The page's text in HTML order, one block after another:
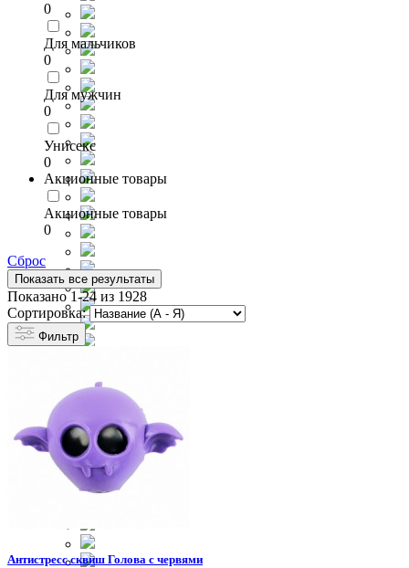
0
Для мальчиков
0
Для мужчин
0
Унисекс
0
Акционные товары
Акционные товары
0
Сброс
Показать все результаты
Показано 1-24 из 1928
Сортировка:
Фильтр
Антистресс сквиш Голова с червями